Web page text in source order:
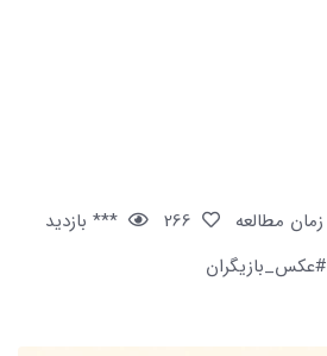
*** بازدید
#عکس_بازیگران